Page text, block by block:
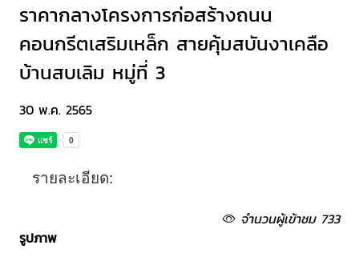
ราคากลางโครงการก่อสร้างถนน
คอนกรีตเสริมเหล็ก สายคุ้มสบันงาเคลือ
บ้านสบเลิม หมู่ที่ 3
30 พ.ค. 2565
รายละเอียด:
จำนวนผู้เข้าชม 733
รูปภาพ